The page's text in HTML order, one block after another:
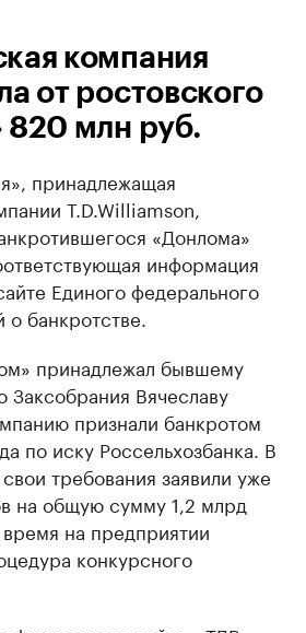
компания
от ростовского
820 млн руб.
принадлежащая
T.D.Williamson,
«Донлома»
информация
Единого федерального
банкротстве.
принадлежал бывшему
Заксобрания Вячеславу
признали банкротом
по иску Россельхозбанка. В
требования заявили уже
на общую сумму 1,2 млрд
на предприятии
конкурсного